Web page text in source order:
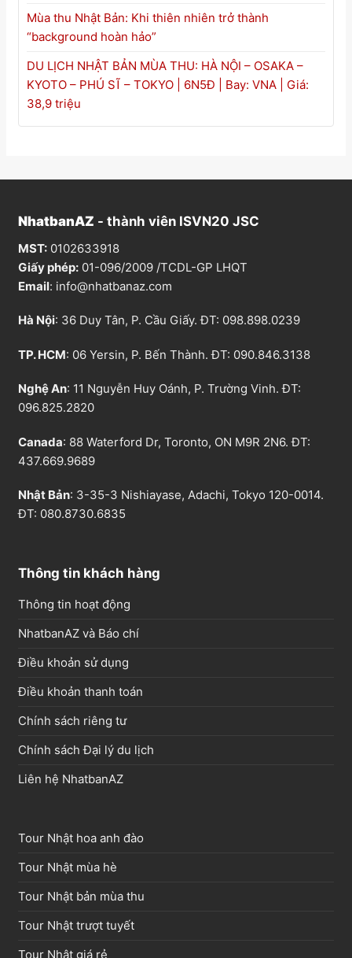
Mùa thu Nhật Bản: Khi thiên nhiên trở thành
“background hoàn hảo”
DU LỊCH NHẬT BẢN MÙA THU: HÀ NỘI – OSAKA –
KYOTO – PHÚ SĨ – TOKYO | 6N5Đ | Bay: VNA | Giá:
38,9 triệu
NhatbanAZ - thành viên ISVN20 JSC
MST: 0102633918
Giấy phép: 01-096/2009 /TCDL-GP LHQT
Email: info@nhatbanaz.com
Hà Nội: 36 Duy Tân, P. Cầu Giấy. ĐT: 098.898.0239
TP. HCM: 06 Yersin, P. Bến Thành. ĐT: 090.846.3138
Nghệ An: 11 Nguyễn Huy Oánh, P. Trường Vinh. ĐT:
096.825.2820
Canada: 88 Waterford Dr, Toronto, ON M9R 2N6. ĐT:
437.669.9689
Nhật Bản: 3-35-3 Nishiayase, Adachi, Tokyo 120-0014.
ĐT: 080.8730.6835
Thông tin khách hàng
Thông tin hoạt động
NhatbanAZ và Báo chí
Điều khoản sử dụng
Điều khoản thanh toán
Chính sách riêng tư
Chính sách Đại lý du lịch
Liên hệ NhatbanAZ
Tour Nhật hoa anh đào
Tour Nhật mùa hè
Tour Nhật bản mùa thu
Tour Nhật trượt tuyết
Tour Nhật giá rẻ